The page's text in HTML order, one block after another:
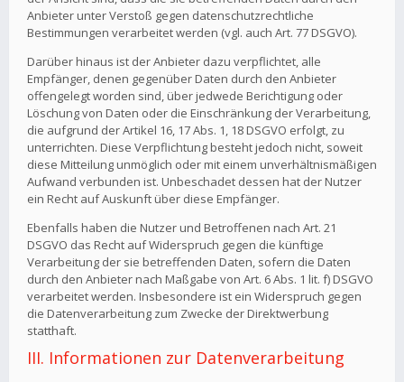
Anbieter unter Verstoß gegen datenschutzrechtliche
Bestimmungen verarbeitet werden (vgl. auch Art. 77 DSGVO).
Darüber hinaus ist der Anbieter dazu verpflichtet, alle
Empfänger, denen gegenüber Daten durch den Anbieter
offengelegt worden sind, über jedwede Berichtigung oder
Löschung von Daten oder die Einschränkung der Verarbeitung,
die aufgrund der Artikel 16, 17 Abs. 1, 18 DSGVO erfolgt, zu
unterrichten. Diese Verpflichtung besteht jedoch nicht, soweit
diese Mitteilung unmöglich oder mit einem unverhältnismäßigen
Aufwand verbunden ist. Unbeschadet dessen hat der Nutzer
ein Recht auf Auskunft über diese Empfänger.
Ebenfalls haben die Nutzer und Betroffenen nach Art. 21
DSGVO das Recht auf Widerspruch gegen die künftige
Verarbeitung der sie betreffenden Daten, sofern die Daten
durch den Anbieter nach Maßgabe von Art. 6 Abs. 1 lit. f) DSGVO
verarbeitet werden. Insbesondere ist ein Widerspruch gegen
die Datenverarbeitung zum Zwecke der Direktwerbung
statthaft.
III. Informationen zur Datenverarbeitung